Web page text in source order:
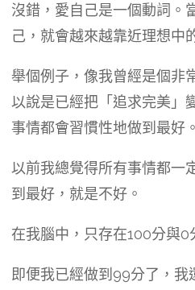
沒錯，愛自己是一個動詞。
己，就會越來越靠近理想中
舉個例子，像我曾經是個非
以說是已經把「追求完美」
事情都會習慣性地做到最好。
以前我總覺得所有事情都一
到最好，就是不好。
在我腦中，只存在100分與0
即便我已經做到99分了，我